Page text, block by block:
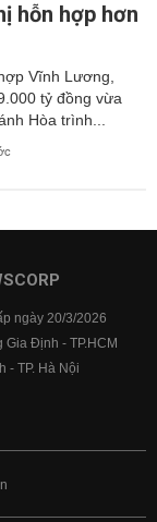
hỗn hợp hơn
Vĩnh Lương,
tỷ đồng vừa
Hòa trình...
ngày 20/3/2026
Định - TP.HCM
- TP. Hà Nội